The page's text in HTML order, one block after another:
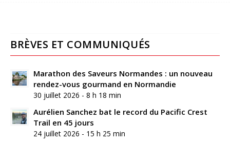
BRÈVES ET COMMUNIQUÉS
Marathon des Saveurs Normandes : un nouveau
rendez-vous gourmand en Normandie
30 juillet 2026 - 8 h 18 min
Aurélien Sanchez bat le record du Pacific Crest
Trail en 45 jours
24 juillet 2026 - 15 h 25 min